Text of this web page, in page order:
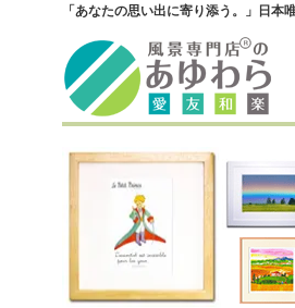
「あなたの思い出に寄り添う。」日